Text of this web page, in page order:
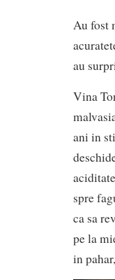
Au fost
au
Vina
ani in
spre
ca sa
pe la
in